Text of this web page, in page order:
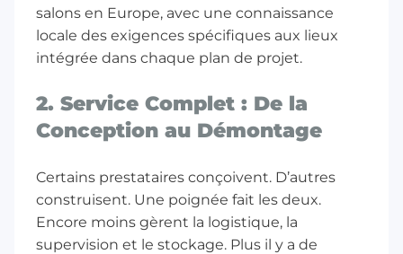
salons en Europe, avec une connaissance
locale des exigences spécifiques aux lieux
intégrée dans chaque plan de projet.
2. Service Complet : De la
Conception au Démontage
Certains prestataires conçoivent. D’autres
construisent. Une poignée fait les deux.
Encore moins gèrent la logistique, la
supervision et le stockage. Plus il y a de